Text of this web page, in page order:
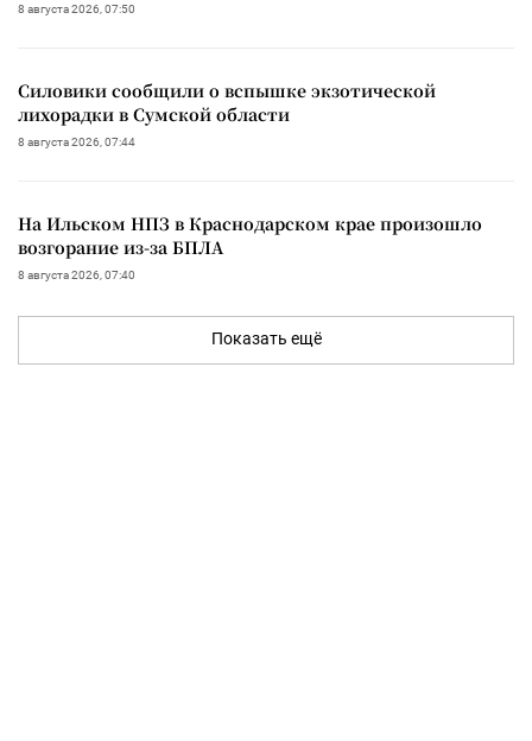
8 августа 2026, 07:50
Силовики сообщили о вспышке экзотической
лихорадки в Сумской области
8 августа 2026, 07:44
На Ильском НПЗ в Краснодарском крае произошло
возгорание из-за БПЛА
8 августа 2026, 07:40
Показать ещё